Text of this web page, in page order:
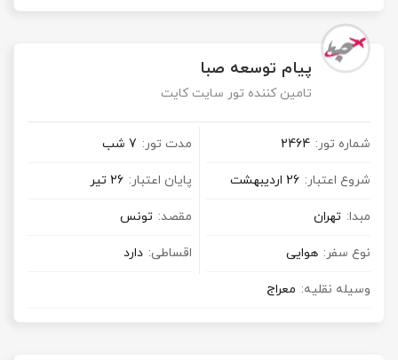
پیام توسعه صبا
تامین کننده تور سایت کایت
شماره تور: 2464 مدت تور: 7 شب
شروع اعتبار: 26 اردیبهشت پایان اعتبار: 26 تیر
مبدا: تهران مقصد: تونس
نوع سفر: هوایی اقساطی: دارد
وسیله نقلیه: معراج